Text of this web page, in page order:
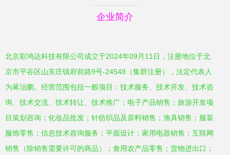
企业简介
北京彩鸿达科技有限公司成立于2024年09月11日，注册地位于北
京市平谷区山东庄镇府前路9号-24548（集群注册），法定代表人
为蒋治鹏。经营范围包括一般项目：技术服务、技术开发、技术咨
询、技术交流、技术转让、技术推广；电子产品销售；旅游开发项
目策划咨询；化妆品批发；针纺织品及原料销售；渔具销售；服装
服饰零售；信息技术咨询服务；平面设计；家用电器销售；互联网
销售（除销售需要许可的商品）；食用农产品零售；货物进出口；